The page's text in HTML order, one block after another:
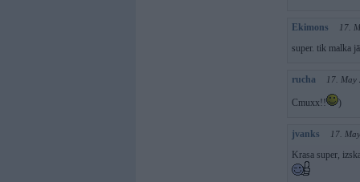
Ekimons 17.
super. tik malka
rucha 17. May
Cmuxx!! )
jvanks 17.
Krasa super,